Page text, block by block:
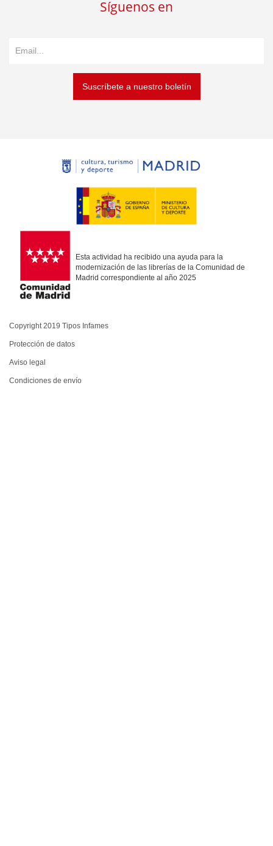
Síguenos en
Suscríbete a nuestro boletín
Esta actividad ha recibido una ayuda para la
modernización de las librerías de la Comunidad de
Madrid correspondiente al año 2025
Copyright 2019 Tipos Infames
Protección de datos
Aviso legal
Condiciones de envío